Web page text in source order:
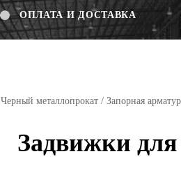
ОПЛАТА И ДОСТАВКА
Черный металлопрокат/ Запорная
Задвижки